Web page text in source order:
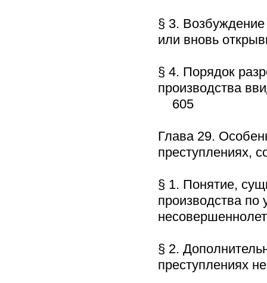
§ 3.
или вновь
§ 4. Порядок
производства
605
Глава 29.
преступлениях,
§ 1. Понятие,
производства
§ 2.
преступлениях